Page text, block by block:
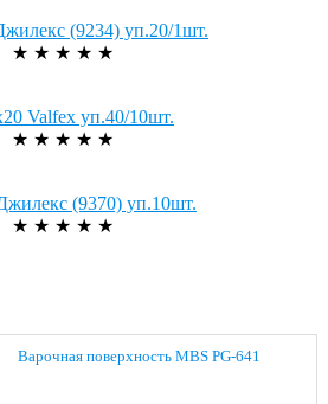
(9234) уп.20/1шт.
★ ★ ★ ★ ★
Valfex уп.40/10шт.
★ ★ ★ ★ ★
(9370) уп.10шт.
★ ★ ★ ★ ★
Варочная поверхность MBS PG-641